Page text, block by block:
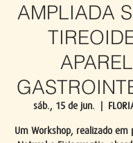
AMPLIADA
sáb., 15 de jun.
Um Workshop, realizado em